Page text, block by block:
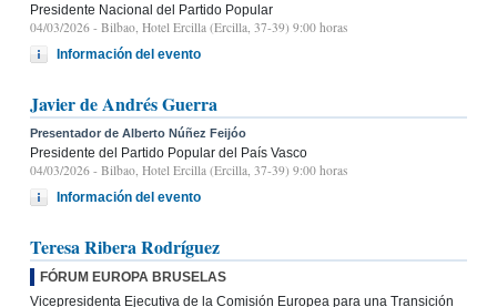
Presidente Nacional del Partido Popular
04/03/2026 - Bilbao, Hotel Ercilla (Ercilla, 37-39) 9:00 horas
Información del evento
Javier de Andrés Guerra
Presentador de Alberto Núñez Feijóo
Presidente del Partido Popular del País Vasco
04/03/2026 - Bilbao, Hotel Ercilla (Ercilla, 37-39) 9:00 horas
Información del evento
Teresa Ribera Rodríguez
FÓRUM EUROPA BRUSELAS
Vicepresidenta Ejecutiva de la Comisión Europea para una Transición